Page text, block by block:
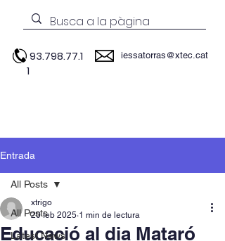
93.798.77.1
1
iessatorras@xtec.cat
Entrada
All Posts
Latest News
All Posts
Educació al dia Mataró
xtrigo
20 feb 2025 1 min de lectura